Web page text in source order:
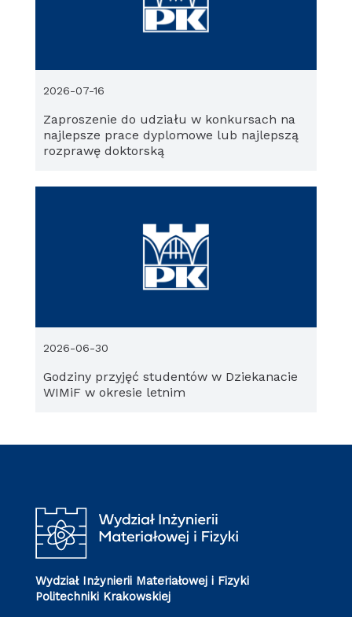
Zaproszenie do udziału w konkursach na
najlepsze prace dyplomowe lub najlepszą
rozprawę doktorską
2026-07-16
Godziny przyjęć studentów w Dziekanacie
WIMiF w okresie letnim
2026-06-30
Wydział Inżynierii Materiałowej i Fizyki
Politechniki Krakowskiej